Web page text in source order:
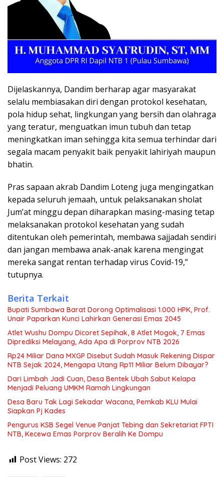
Dijelaskannya, Dandim berharap agar masyarakat
selalu membiasakan diri dengan protokol kesehatan,
pola hidup sehat, lingkungan yang bersih dan olahraga
yang teratur, menguatkan imun tubuh dan tetap
meningkatkan iman sehingga kita semua terhindar dari
segala macam penyakit baik penyakit lahiriyah maupun
bhatin.
Pras sapaan akrab Dandim Loteng juga mengingatkan
kepada seluruh jemaah, untuk pelaksanakan sholat
Jum’at minggu depan diharapkan masing-masing tetap
melaksanakan protokol kesehatan yang sudah
ditentukan oleh pemerintah, membawa sajjadah sendiri
dan jangan membawa anak-anak karena mengingat
mereka sangat rentan terhadap virus Covid-19,”
tutupnya.
Berita Terkait
Bupati Sumbawa Barat Dorong Optimalisasi 1.000 HPK, Prof.
Unair Paparkan Kunci Lahirkan Generasi Emas 2045
Atlet Wushu Dompu Dicoret Sepihak, 8 Atlet Mogok, 7 Emas
Diprediksi Melayang, Ada Apa di Porprov NTB 2026
Rp24 Miliar Dana MXGP Disebut Sudah Masuk Rekening Dispar
NTB Sejak 2024, Mengapa Utang Rp11 Miliar Belum Dibayar?
Dari Limbah Jadi Cuan, Desa Bentek Ubah Sabut Kelapa
Menjadi Peluang UMKM Ramah Lingkungan
Desa Baru Tak Lagi Sekadar Wacana, Pemkab KLU Mulai
Siapkan Pj Kades
Pengurus KSB Segel Venue Panjat Tebing dan Sekretariat FPTI
NTB, Kecewa Emas Porprov Beralih Ke Dompu
Post Views: 272